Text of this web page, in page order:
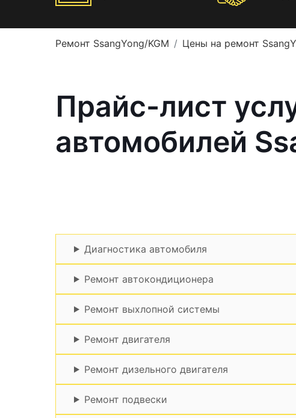
Ремонт SsangYong/KGM Цены на ремонт
Прайс-лист
автомобилей
Диагностика автомобиля
Ремонт автокондиционера
Ремонт выхлопной системы
Ремонт двигателя
Ремонт дизельного двигателя
Ремонт подвески